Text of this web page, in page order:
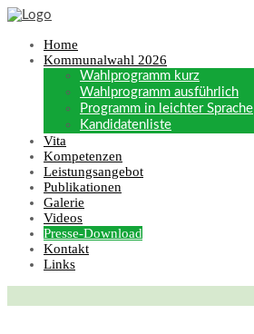
Home
Kommunalwahl 2026
Wahlprogramm kurz
Wahlprogramm ausführlich
Programm in leichter Sprache
Kandidatenliste
Vita
Kompetenzen
Leistungsangebot
Publikationen
Galerie
Videos
Presse-Download
Kontakt
Links